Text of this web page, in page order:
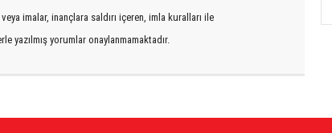
imalar, inançlara saldırı içeren, imla kuralları ile
yazılmış yorumlar onaylanmamaktadır.